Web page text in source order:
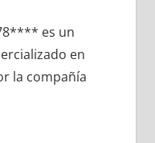
es un
en
la compañía